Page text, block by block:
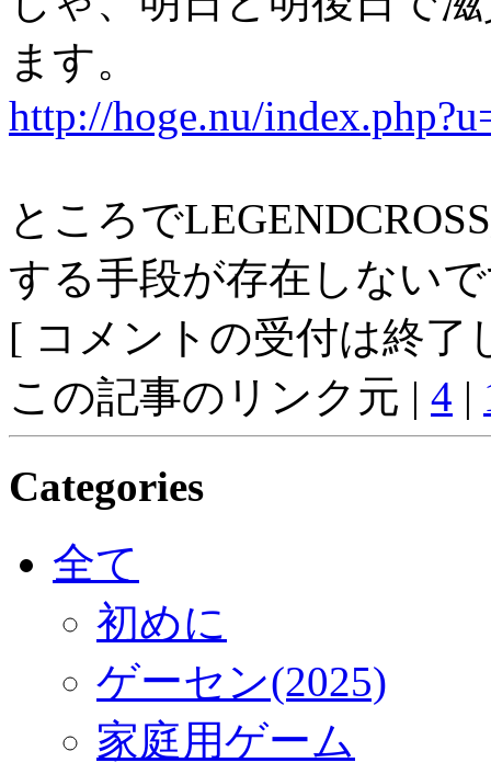
ます。
http://hoge.nu/
ところで
する手段が存在しない
[ コメントの受付は終了
この記事のリンク元 | 4 |
Categories
全て
初めに
ゲーセン(2025)
家庭用ゲーム